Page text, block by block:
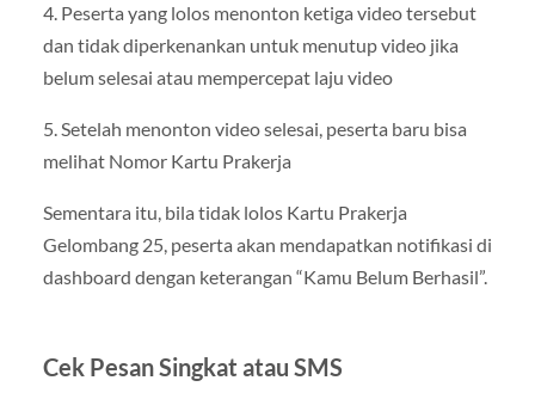
4. Peserta yang lolos menonton ketiga video tersebut
dan tidak diperkenankan untuk menutup video jika
belum selesai atau mempercepat laju video
5. Setelah menonton video selesai, peserta baru bisa
melihat Nomor Kartu Prakerja
Sementara itu, bila tidak lolos Kartu Prakerja
Gelombang 25, peserta akan mendapatkan notifikasi di
dashboard dengan keterangan “Kamu Belum Berhasil”.
Cek Pesan Singkat atau SMS